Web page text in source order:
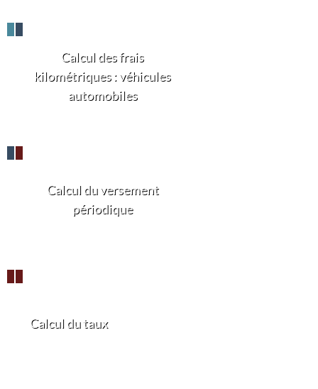
Calcul des frais
kilométriques : véhicules
automobiles
Calcul du versement
périodique
Calcul du taux